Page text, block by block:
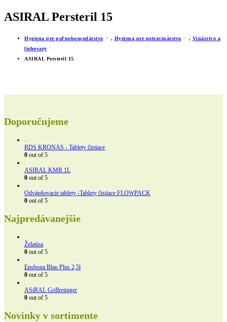
ASIRAL Persteril 15
Hygiena pre poľnohospodárstvo , Hygiena pre potravinárstvo , Vinárstvo a
liehovary
ASIRAL Persteril 15
Doporučujeme
RDS KRONAS - Tablety čistiace
0 out of 5
ASIRAL KMR 1L
0 out of 5
Odvápňovacie tablety -Tablety čistiace FLOWPACK
0 out of 5
Najpredávanejšie
Želatína
0 out of 5
Ensbona Blau Plus 2,5l
0 out of 5
ASiRAL Grillreiniger
0 out of 5
Novinky v sortimente